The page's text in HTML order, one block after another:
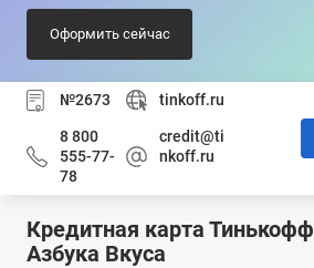
Оформить сейчас
№2673 tinkoff.ru
8 800
555-77-
78
credit@ti
nkoff.ru
Кредитная карта Тинькофф
Азбука Вкуса